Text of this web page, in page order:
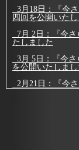
3月18日：『今
四回を公開いた
7月 2日：『今
たしました
3月 5日：『今
を公開いたしまし
2月21日：『今